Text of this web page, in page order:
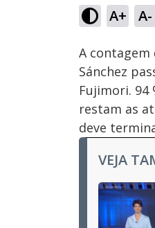
A+ A-
Ativar
Som
A contagem
Sánchez
Fujimori. 94
restam as
deve
VEJA